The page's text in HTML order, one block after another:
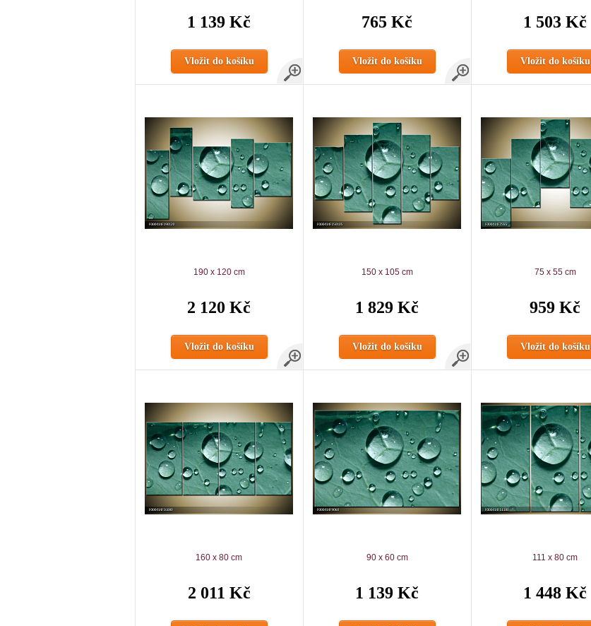
1 139 Kč
Vložit do košíku
765 Kč
Vložit do košíku
1 503 Kč
Vložit do košíku
190 x 120 cm
2 120 Kč
Vložit do košíku
150 x 105 cm
1 829 Kč
Vložit do košíku
75 x 55 cm
959 Kč
Vložit do košíku
160 x 80 cm
2 011 Kč
90 x 60 cm
1 139 Kč
111 x 80 cm
1 448 Kč